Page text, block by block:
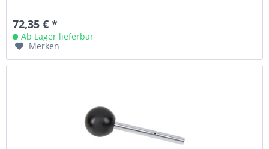
72,35 € *
Ab Lager lieferbar
Merken